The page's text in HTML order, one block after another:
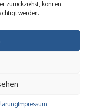
zurückziehst, können
werden.
Impressum
in kleinen